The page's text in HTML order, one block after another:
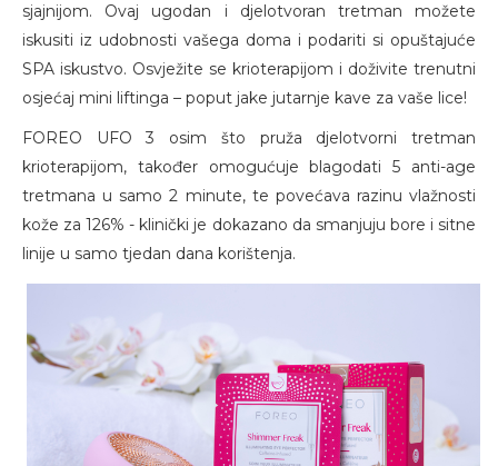
sjajnijom. Ovaj ugodan i djelotvoran tretman možete
iskusiti iz udobnosti vašega doma i podariti si opuštajuće
SPA iskustvo. Osvježite se krioterapijom i doživite trenutni
osjećaj mini liftinga – poput jake jutarnje kave za vaše lice!
FOREO UFO 3 osim što pruža djelotvorni tretman
krioterapijom, također omogućuje blagodati 5 anti-age
tretmana u samo 2 minute, te povećava razinu vlažnosti
kože za 126% - klinički je dokazano da smanjuju bore i sitne
linije u samo tjedan dana korištenja.